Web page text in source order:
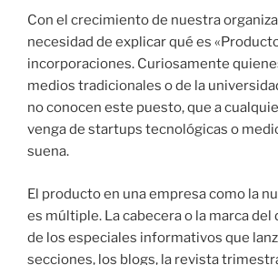
Con el crecimiento de nuestra
necesidad de explicar qué es
incorporaciones. Curiosamente
medios tradicionales o de la
no conocen este puesto, que a
venga de startups tecnológicas o
suena.
El producto en una empresa como la
es múltiple. La cabecera o la marca del
de los especiales informativos que
secciones, los blogs, la revista